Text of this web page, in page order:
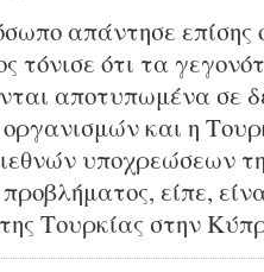
απάντησε επίσης
τόνισε ότι τα
αποτυπωμένα σε
οργανισμών και η
υποχρεώσεων
είπε,
Τουρκίας στην